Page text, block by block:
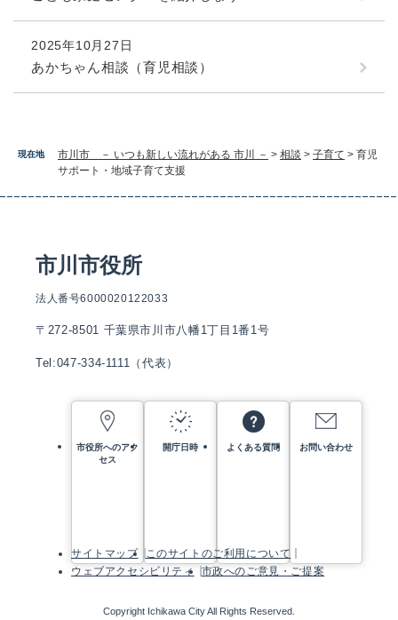
現在地 市川市 － いつも新しい流れがある 市川 － > 相談 > 子育て > 育児
サポート・地域子育て支援
2025年10月27日
あかちゃん相談（育児相談）
市川市役所
法人番号6000020122033
〒272-8501 千葉県市川市八幡1丁目1番1号
Tel:047-334-1111（代表）
市役所へのアク
セス
開庁日時 よくある質問 お問い合わせ
サイトマップ
このサイトのご利用について
ウェブアクセシビリティ
市政へのご意見・ご提案
Copyright Ichikawa City All Rights Reserved.